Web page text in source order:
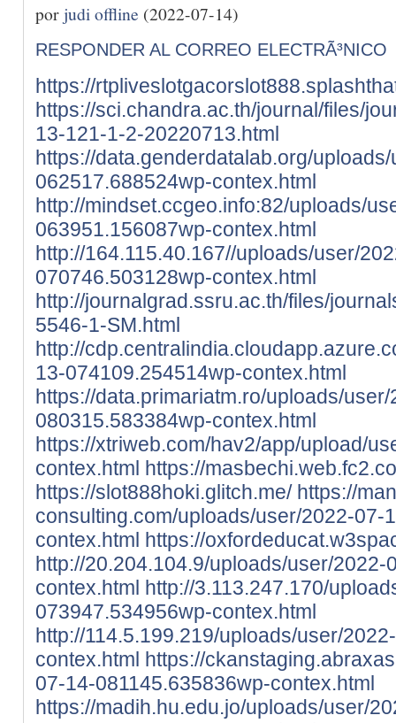
porjudi offline (2022-07-14)
RESPONDER AL CORREO ELECTRÃ³NICO
https://
https://sci.chandra.ac.th/journal/files/
13-121-1-2-20220713.html
https://data.genderdatalab.org/
062517.688524wp-contex.html
http://mindset.ccgeo.info:82/uploads/
063951.156087wp-contex.html
http://164.115.40.167//uploads/user/
070746.503128wp-contex.html
http://journalgrad.ssru.ac.th/files/
5546-1-SM.html
http://
13-074109.254514wp-contex.html
https://data.primariatm.ro/uploads/
080315.583384wp-contex.html
https://xtriweb.com/hav2/app/upload/
contex.html https://
https://slot888hoki.glitch.me/ https://
consulting.com/uploads/user/2022-07-
contex.html https://
http://20.204.104.9/uploads/user/
contex.html http://3.113.247.170/
073947.534956wp-contex.html
http://114.5.199.219/uploads/user/
contex.html https://
07-14-081145.635836wp-contex.html
https://madih.hu.edu.jo/uploads/user/